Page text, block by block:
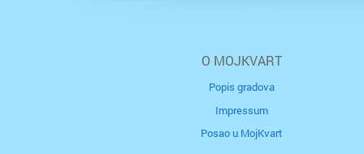
O MOJKVART
Popis gradova
Impressum
Posao u MojKvart